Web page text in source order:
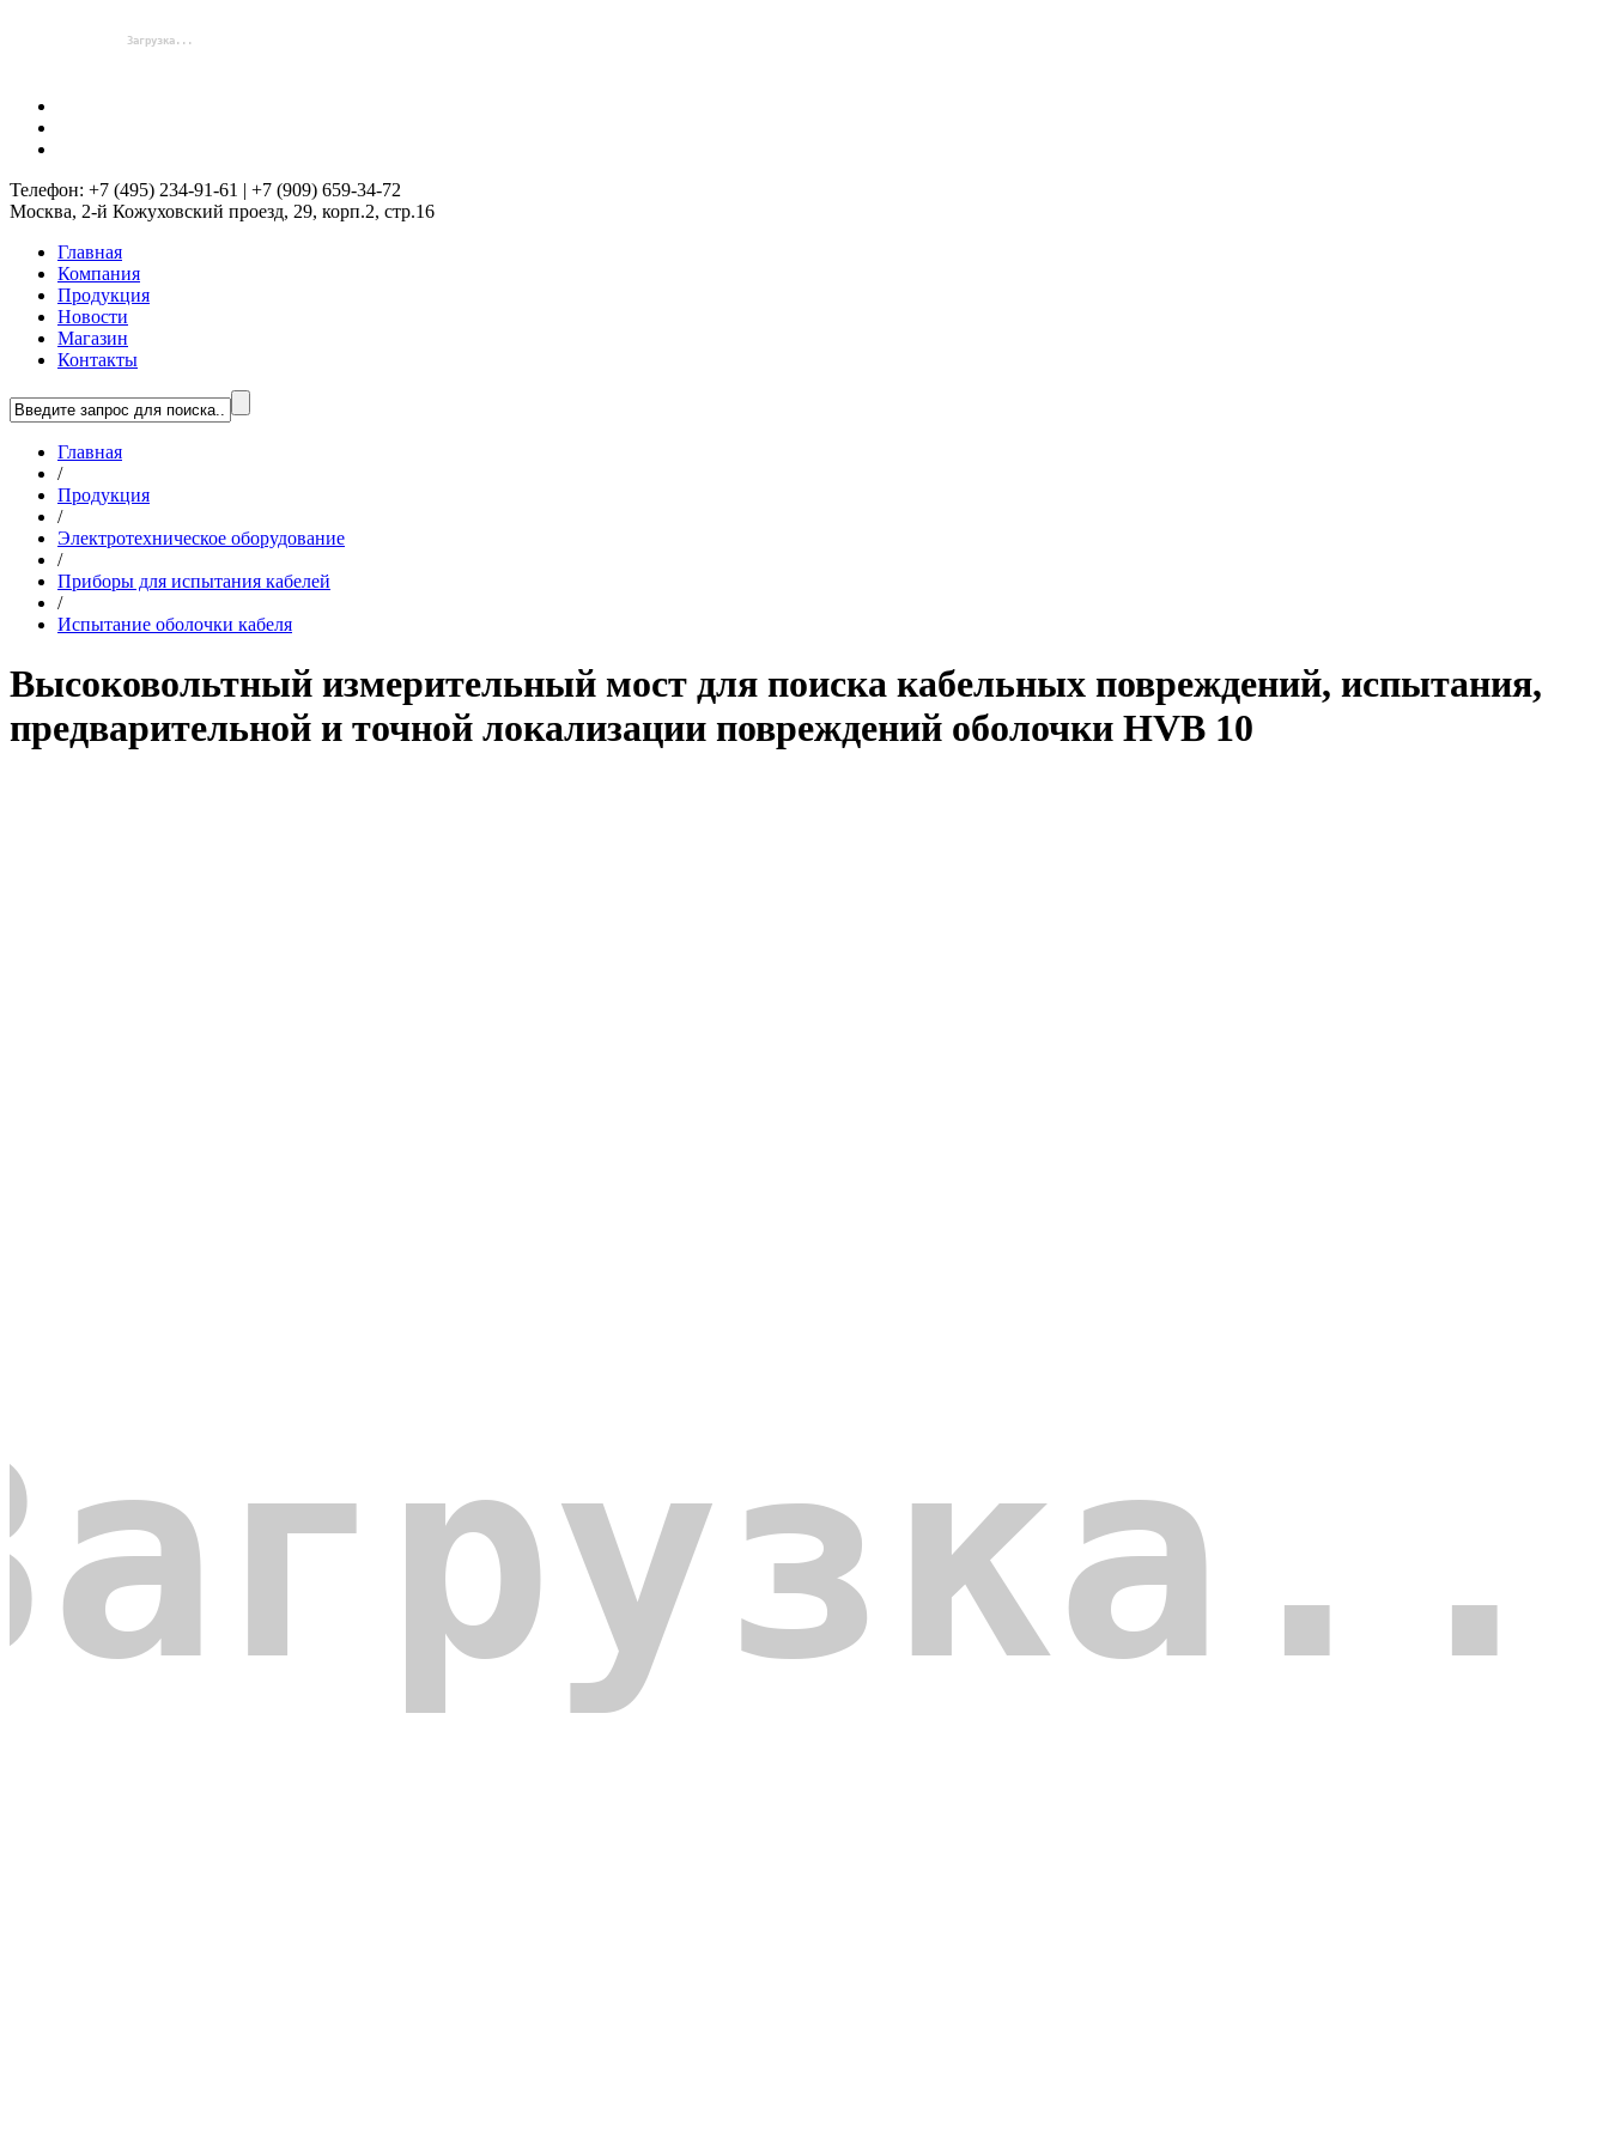
Телефон: +7 (495) 234-91-61 | +7 (909) 659-34-72
Москва, 2-й Кожуховский проезд, 29, корп.2, стр.16
Главная
Компания
Продукция
Новости
Магазин
Контакты
Главная
/
Продукция
/
Электротехническое оборудование
/
Приборы для испытания кабелей
/
Испытание оболочки кабеля
Высоковольтный измерительный мост для поиска кабельных повреждений, испытания,
предварительной и точной локализации повреждений оболочки HVB 10